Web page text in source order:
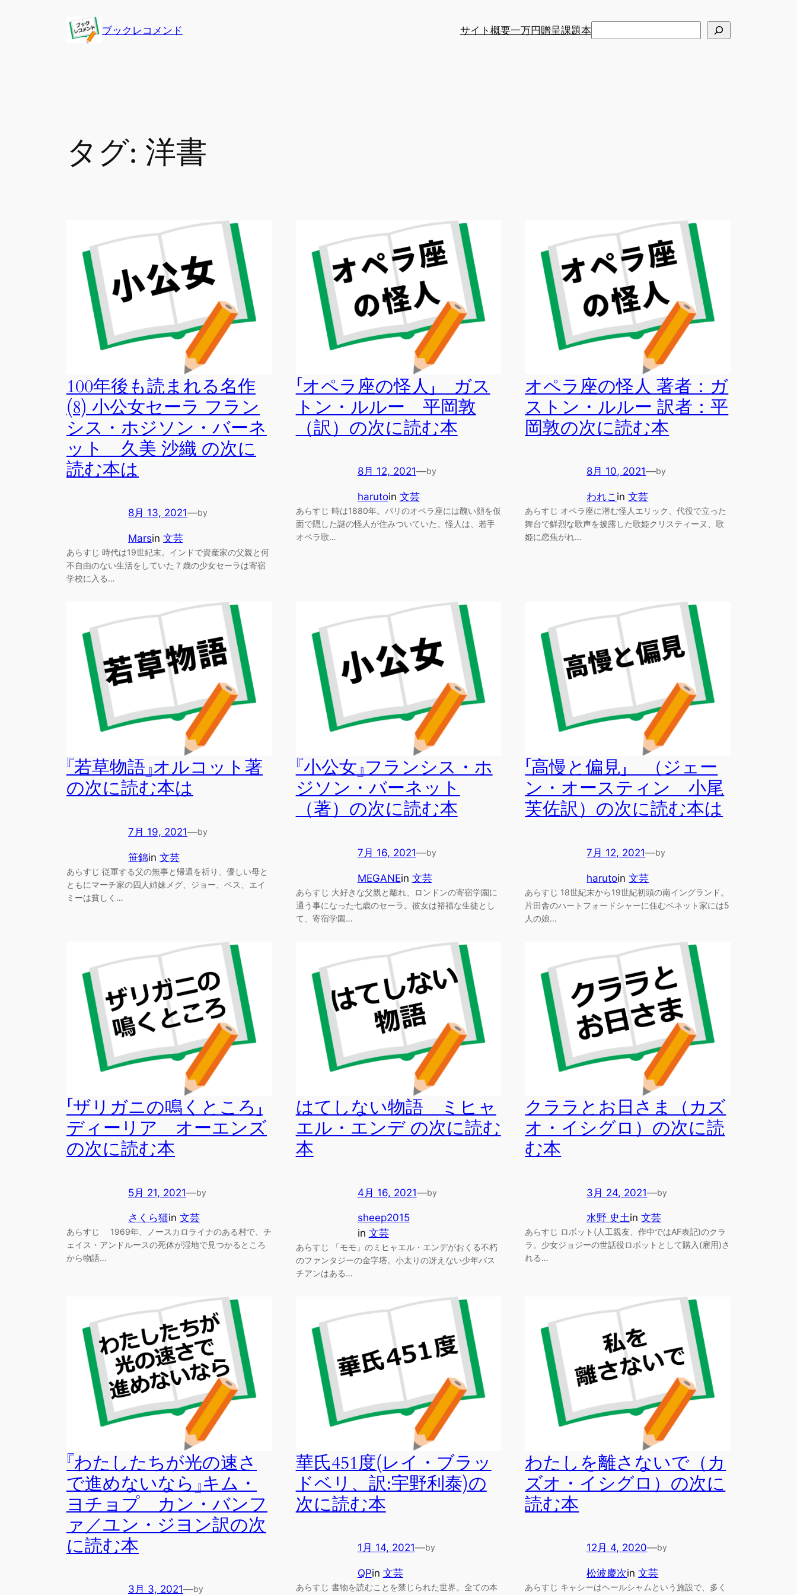
ブックレコメンド サイト概要一万円贈呈課題本
タグ: 洋書
100年後も読まれる名作
(8) 小公女セーラ フラン
シス・ホジソン・バーネ
ット 久美 沙織 の次に
読む本は
8月 13, 2021—by
Marsin 文芸
あらすじ 時代は19世紀末。インドで資産家の父親と何
不自由のない生活をしていた７歳の少女セーラは寄宿
学校に入る…
「オペラ座の怪人」 ガス
トン・ルルー 平岡敦
（訳）の次に読む本
8月 12, 2021—by
harutoin 文芸
あらすじ 時は1880年。パリのオペラ座には醜い顔を仮
面で隠した謎の怪人が住みついていた。怪人は、若手
オペラ歌…
オペラ座の怪人 著者：ガ
ストン・ルルー 訳者：平
岡敦の次に読む本
8月 10, 2021—by
われこ in文芸
あらすじ オペラ座に潜む怪人エリック、代役で立った
舞台で鮮烈な歌声を披露した歌姫クリスティーヌ、歌
姫に恋焦がれ…
『若草物語』オルコット著
の次に読む本は
7月 19, 2021—by
笹錦in 文芸
あらすじ 従軍する父の無事と帰還を祈り、優しい母と
ともにマーチ家の四人姉妹メグ、ジョー、ベス、エイ
ミーは貧しく…
『小公女』フランシス・ホ
ジソン・バーネット
（著）の次に読む本
7月 16, 2021—by
MEGANEin 文芸
あらすじ 大好きな父親と離れ、ロンドンの寄宿学園に
通う事になった七歳のセーラ。彼女は裕福な生徒とし
て、寄宿学園…
「高慢と偏見」 （ジェー
ン・オースティン 小尾
芙佐訳）の次に読む本は
7月 12, 2021—by
harutoin文芸
あらすじ 18世紀末から19世紀初頭の南イングランド。
片田舎のハートフォードシャーに住むベネット家には5
人の娘…
「ザリガニの鳴くところ」
ディーリア オーエンズ
の次に読む本
5月 21, 2021—by
さくら猫in 文芸
あらすじ 1969年、ノースカロライナのある村で、チ
ェイス・アンドルースの死体が湿地で見つかるところ
から物語…
はてしない物語 ミヒャ
エル・エンデ の次に読む
本
4月 16, 2021—by
sheep2015
in 文芸
あらすじ 「モモ」のミヒャエル・エンデがおくる不朽
のファンタジーの金字塔。小太りの冴えない少年バス
チアンはある…
クララとお日さま（カズ
オ・イシグロ）の次に読
む本
3月 24, 2021—by
水野 史土in文芸
あらすじ ロボット(人工親友、作中ではAF表記)のクラ
ラ。少女ジョジーの世話役ロボットとして購入(雇用)さ
れる…
『わたしたちが光の速さ
で進めないなら』キム・
ヨチョプ カン・バンフ
ァ／ユン・ジヨン訳の次
に読む本
3月 3, 2021—by
華氏451度(レイ・ブラッ
ドベリ、訳:宇野利泰)の
次に読む本
1月 14, 2021—by
QPin 文芸
あらすじ 書物を読むことを禁じられた世界。全ての本
わたしを離さないで（カ
ズオ・イシグロ）の次に
読む本
12月 4, 2020—by
松波慶次in文芸
あらすじ キャシーはヘールシャムという施設で、多く